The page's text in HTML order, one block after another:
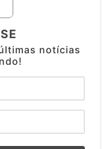
notícias